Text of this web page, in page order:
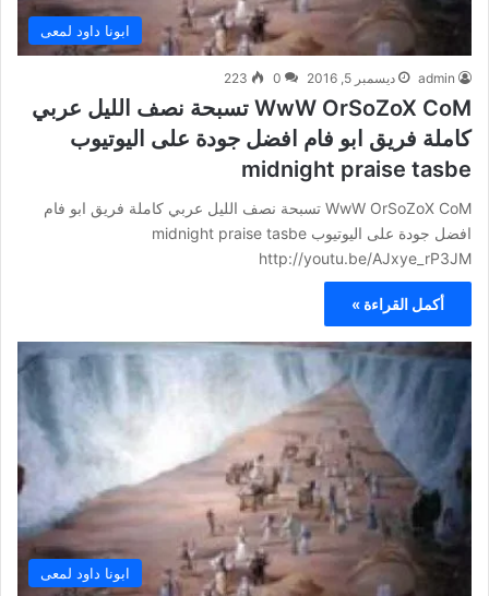
ابونا داود لمعى
admin ديسمبر 5, 2016 0
223
WwW OrSoZoX CoM تسبحة نصف الليل عربي
كاملة فريق ابو فام افضل جودة على اليوتيوب
midnight praise tasbe
WwW OrSoZoX CoM تسبحة نصف الليل عربي كاملة فريق ابو فام
افضل جودة على اليوتيوب midnight praise tasbe
http://youtu.be/AJxye_rP3JM
أكمل القراءة »
ابونا داود لمعى